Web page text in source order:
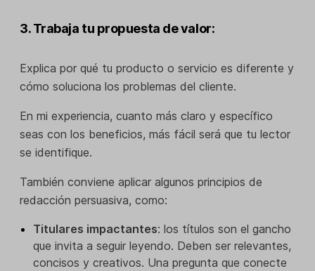
3. Trabaja tu propuesta de valor:
Explica por qué tu producto o servicio es diferente y
cómo soluciona los problemas del cliente.
En mi experiencia, cuanto más claro y específico
seas con los beneficios, más fácil será que tu lector
se identifique.
También conviene aplicar algunos principios de
redacción persuasiva, como:
Titulares impactantes: los títulos son el gancho
que invita a seguir leyendo. Deben ser relevantes,
concisos y creativos. Una pregunta que conecte